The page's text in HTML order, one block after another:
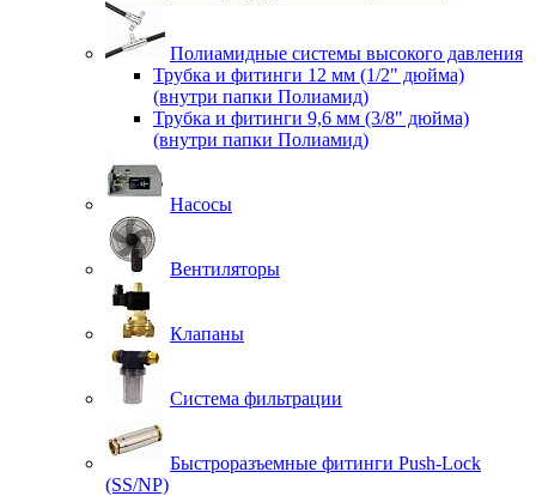
Полиамидные системы высокого давления
Трубка и фитинги 12 мм (1/2" дюйма)
(внутри папки Полиамид)
Трубка и фитинги 9,6 мм (3/8" дюйма)
(внутри папки Полиамид)
Насосы
Вентиляторы
Клапаны
Система фильтрации
Быстроразъемные фитинги Push-Lock
(SS/NP)